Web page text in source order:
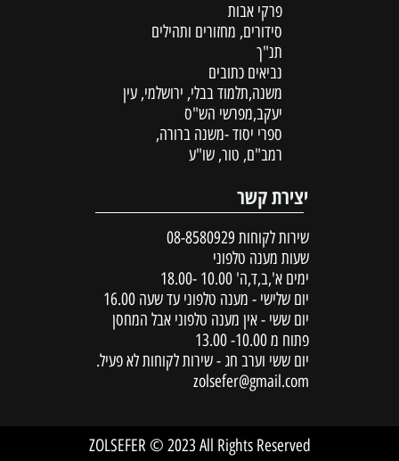
פרקי אבות
סידורים, מחזורים ותהילים
תנ"ך
נביאים כתובים
משנה,תלמוד בבלי, ירושלמי, עין
יעקב,מפרשי הש"ס
ספרי יסוד -משנה ברורה,
רמב"ם, טור, שו"ע
יצירת קשר
שירות לקוחות 08-8580929
שעות מענה טלפוני
ימים א',ב,ד,ה' 10.00 -18.00
יום שלישי - מענה טלפוני עד שעה 16.00
יום ששי - אין מענה טלפוני אבל המחסן
פתוח מ 10.00- 13.00
יום ששי וערב חג - שירות לקוחות לא פעיל.
zolsefer@gmail.com
ZOLSEFER © 2023 All Rights Reserved